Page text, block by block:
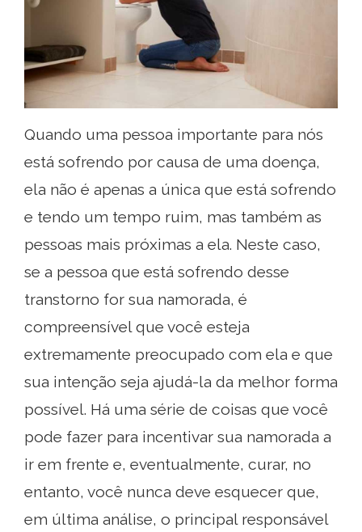
Quando uma pessoa importante para nós
está sofrendo por causa de uma doença,
ela não é apenas a única que está sofrendo
e tendo um tempo ruim, mas também as
pessoas mais próximas a ela. Neste caso,
se a pessoa que está sofrendo desse
transtorno for sua namorada, é
compreensível que você esteja
extremamente preocupado com ela e que
sua intenção seja ajudá-la da melhor forma
possível. Há uma série de coisas que você
pode fazer para incentivar sua namorada a
ir em frente e, eventualmente, curar, no
entanto, você nunca deve esquecer que,
em última análise, o principal responsável